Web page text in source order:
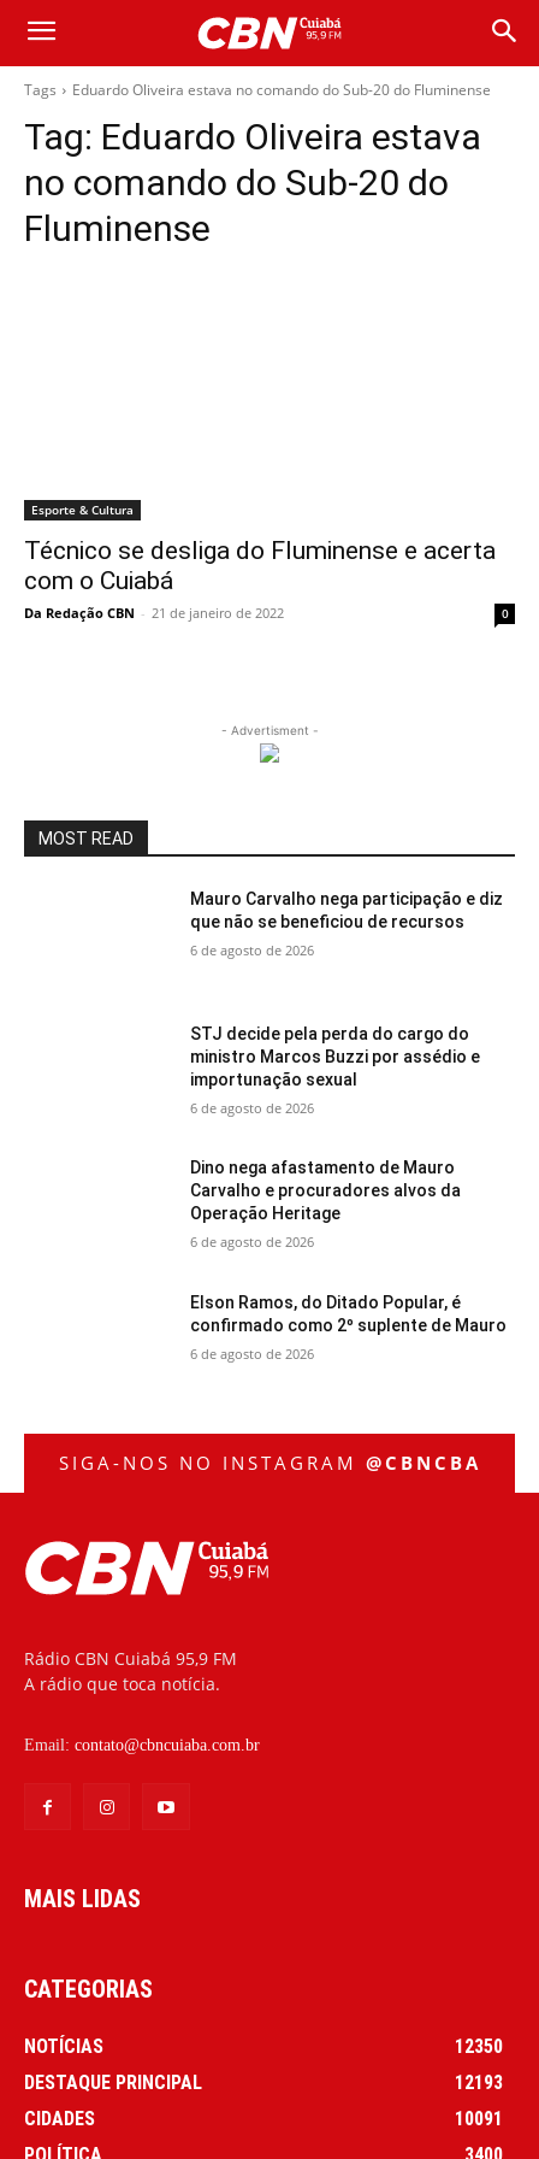
Tags Eduardo Oliveira estava no comando do Sub-20 do Fluminense
Tag: Eduardo Oliveira estava
no comando do Sub-20 do
Fluminense
Esporte & Cultura
Técnico se desliga do Fluminense e acerta
com o Cuiabá
Da Redação CBN - 21 de janeiro de 2022 0
- Advertisment -
MOST READ
Mauro Carvalho nega participação e diz
que não se beneficiou de recursos
6 de agosto de 2026
STJ decide pela perda do cargo do
ministro Marcos Buzzi por assédio e
importunação sexual
6 de agosto de 2026
Dino nega afastamento de Mauro
Carvalho e procuradores alvos da
Operação Heritage
6 de agosto de 2026
Elson Ramos, do Ditado Popular, é
confirmado como 2º suplente de Mauro
6 de agosto de 2026
SIGA-NOS NO INSTAGRAM @CBNCBA
Rádio CBN Cuiabá 95,9 FM
A rádio que toca notícia.
Email: contato@cbncuiaba.com.br
MAIS LIDAS
CATEGORIAS
NOTÍCIAS
12350
DESTAQUE PRINCIPAL
12193
CIDADES
10091